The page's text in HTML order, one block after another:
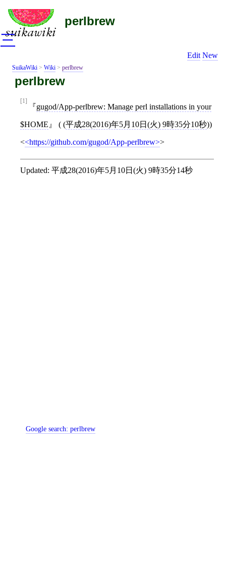
perlbrew
Edit New
SuikaWiki > Wiki > perlbrew
perlbrew
[1]
gugod/App-perlbrew: Manage perl installations in your
$HOME ( (平成28(2016)年5月10日(火) 9時35分10秒))
< https://github.com/gugod/App-perlbrew >
Updated: 平成28(2016)年5月10日(火) 9時35分14秒
Google search:perlbrew
三